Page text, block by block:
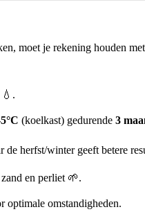
moet je rekening houden
(koelkast) gedurende 3
de herfst/winter geeft betere
en perliet 🌱.
optimale omstandigheden.